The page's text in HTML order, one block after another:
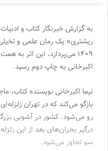
به گزارش خبرنگار کتاب و
ریشتری» یک رمان علمی‌ و
۱۴۰۹ می‌پردازد، این اثر به
اکبرخانی به چاپ دوم رسید.
نیما اکبرخانی نویسنده کتاب،
بازگو می‌کند که در تهران
رو می‌شود. کشور در آشوبی
درگیر بحران‌های بعد از این
سو تجاوز می‌شود.